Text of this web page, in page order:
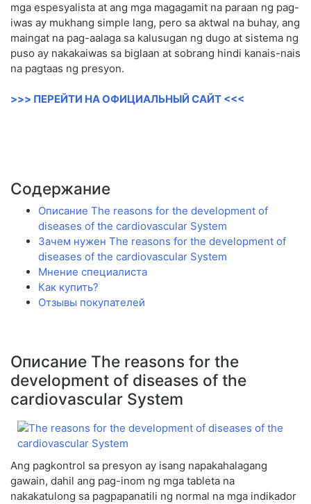
mga espesyalista at ang mga magagamit na paraan ng pag-
iwas ay mukhang simple lang, pero sa aktwal na buhay, ang
maingat na pag-aalaga sa kalusugan ng dugo at sistema ng
puso ay nakakaiwas sa biglaan at sobrang hindi kanais-nais
na pagtaas ng presyon.
>>> ПЕРЕЙТИ НА ОФИЦИАЛЬНЫЙ САЙТ <<<
Содержание
Описание The reasons for the development of
diseases of the cardiovascular System
Зачем нужен The reasons for the development of
diseases of the cardiovascular System
Мнение специалиста
Как купить?
Отзывы покупателей
Описание The reasons for the
development of diseases of the
cardiovascular System
Ang pagkontrol sa presyon ay isang napakahalagang
gawain, dahil ang pag-inom ng mga tableta na
nakakatulong sa pagpapanatili ng normal na mga indikador